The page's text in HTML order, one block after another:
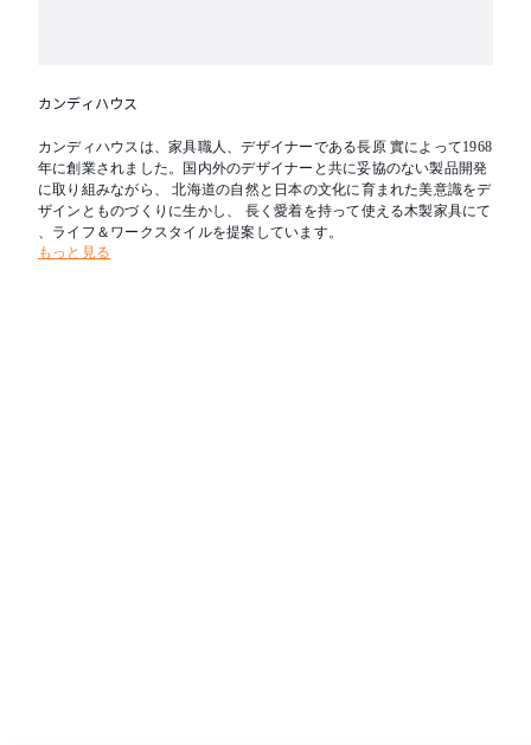
カンディハウス
カンディハウスは、家具職人、デザイナーである長原 實によって1968
年に創業されました。国内外のデザイナーと共に妥協のない製品開発
に取り組みながら、 北海道の自然と日本の文化に育まれた美意識をデ
ザインとものづくりに生かし、 長く愛着を持って使える木製家具にて
、ライフ＆ワークスタイルを提案しています。
もっと見る